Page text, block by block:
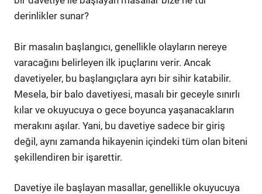
derinlikler sunar?
Bir masalın başlangıcı, genellikle olayların nereye
varacağını belirleyen ilk ipuçlarını verir. Ancak
davetiyeler, bu başlangıçlara ayrı bir sihir katabilir.
Mesela, bir balo davetiyesi, masalı bir geceyle sınırlı
kılar ve okuyucuya o gece boyunca yaşanacakların
merakını aşılar. Yani, bu davetiye sadece bir giriş
değil, aynı zamanda hikayenin içindeki tüm olan biteni
şekillendiren bir işarettir.
Davetiye ile başlayan masallar, genellikle okuyucuya